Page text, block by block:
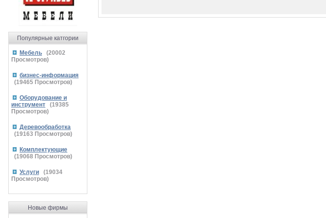
Популярные катгории
Мебель (20002
Просмотров)
бизнес-информация
(19465 Просмотров)
Оборудование и
инструмент
(19385
Просмотров)
Деревообработка
(19163 Просмотров)
Комплектующие
(19068 Просмотров)
Услуги (19034
Просмотров)
Новые фирмы